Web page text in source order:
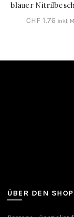
blauer
Grösse 10
CHF 1.76 inkl.
ÜBER DEN SHOP